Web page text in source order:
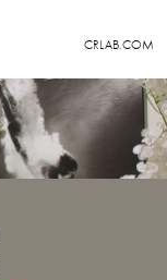
CRLAB.COM